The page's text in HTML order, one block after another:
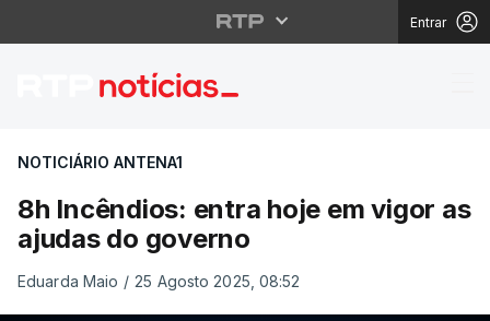
Entrar
8h Incêndios: entra
NOTICIÁRIO ANTENA1
8h Incêndios: entra hoje em vigor as
ajudas do governo
Eduarda Maio / 25 Agosto 2025, 08:52